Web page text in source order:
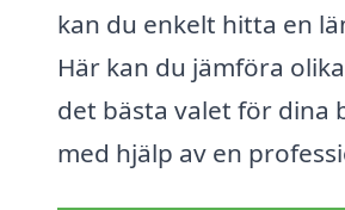
kan du enkelt hitta en
Här kan du jämföra
det bästa valet för dina
med hjälp av en